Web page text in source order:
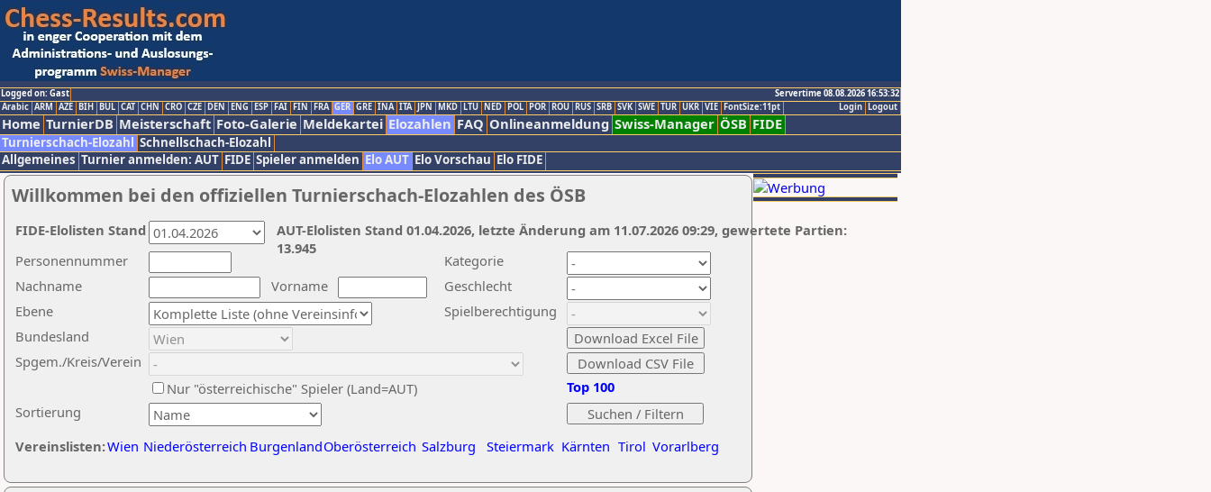
Logged on: Gast
Servertime 08.08.2026 16:53:32
Logout
Login
Arabic ARM AZE BIH BUL CAT CHN CRO CZE DEN ENG ESP FAI FIN FRA GER GRE INA ITA JPN MKD LTU NED POL POR ROU RUS SRB SVK SWE TUR UKR VIE FontSize:11pt
Home TurnierDB Meisterschaft Foto-Galerie Meldekartei Elozahlen FAQ Onlineanmeldung Swiss-Manager ÖSB FIDE
Turnierschach-Elozahl Schnellschach-Elozahl
Allgemeines Turnier anmelden: AUT FIDE Spieler anmelden Elo AUT Elo Vorschau Elo FIDE
Willkommen bei den offiziellen Turnierschach-Elozahlen des ÖSB
Nachname
Vorname
Ebene
Kategorie
Sortierung
Personennummer
Bundesland
Spgem./Kreis/Verein
Geschlecht
Nur "österreichische" Spieler (Land=AUT)
Spielberechtigung
Vereinslisten:Wien Niederösterreich BurgenlandOberösterreich Salzburg Steiermark Kärnten Tirol Vorarlberg
Top 100
AUT-Elolisten Stand 01.04.2026, letzte Änderung am 11.07.2026 09:29, gewertete Partien:
13.945
FIDE-Elolisten Stand